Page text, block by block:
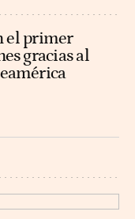
el primer
gracias al